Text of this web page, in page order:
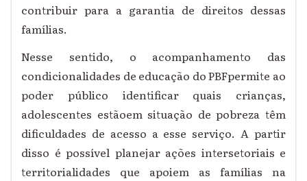
contribuir para a garantia de direitos dessas
famílias.
Nesse sentido, o acompanhamento das
condicionalidades de educação do PBFpermite ao
poder público identificar quais crianças,
adolescentes estãoem situação de pobreza têm
dificuldades de acesso a esse serviço. A partir
disso é possível planejar ações intersetoriais e
territorialidades que apoiem as famílias na